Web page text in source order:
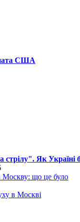
США
Як Україні
Москву: що це було
в Москві